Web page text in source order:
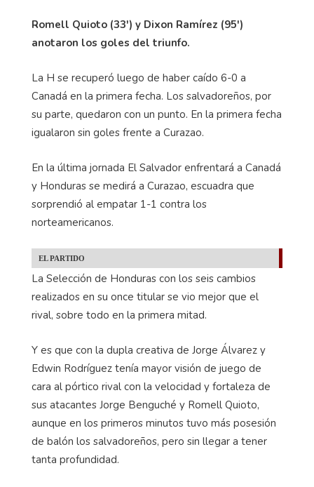
Romell Quioto (33') y Dixon Ramírez (95')
anotaron los goles del triunfo.
La H se recuperó luego de haber caído 6-0 a
Canadá en la primera fecha. Los salvadoreños, por
su parte, quedaron con un punto. En la primera fecha
igualaron sin goles frente a Curazao.
En la última jornada El Salvador enfrentará a Canadá
y Honduras se medirá a Curazao, escuadra que
sorprendió al empatar 1-1 contra los
norteamericanos.
EL PARTIDO
La Selección de Honduras con los seis cambios
realizados en su once titular se vio mejor que el
rival, sobre todo en la primera mitad.
Y es que con la dupla creativa de Jorge Álvarez y
Edwin Rodríguez tenía mayor visión de juego de
cara al pórtico rival con la velocidad y fortaleza de
sus atacantes Jorge Benguché y Romell Quioto,
aunque en los primeros minutos tuvo más posesión
de balón los salvadoreños, pero sin llegar a tener
tanta profundidad.